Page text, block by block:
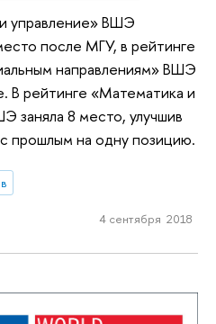
управление» ВШЭ
после МГУ, в рейтинге
направлениям» ВШЭ
В рейтинге «Математика и
заняла 8 место, улучшив
прошлым на одну позицию.
4 сентября 2018